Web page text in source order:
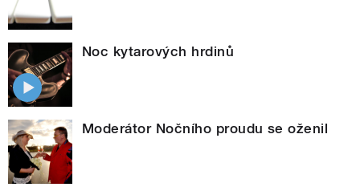
Noc kytarových hrdinů
Moderátor Nočního proudu se oženil